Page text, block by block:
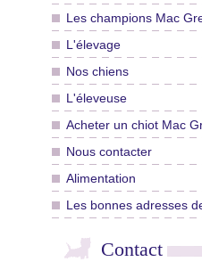
Les champions Mac
L'élevage
Nos chiens
L'éleveuse
Acheter un chiot Mac
Nous contacter
Alimentation
Les bonnes adresses
Contact